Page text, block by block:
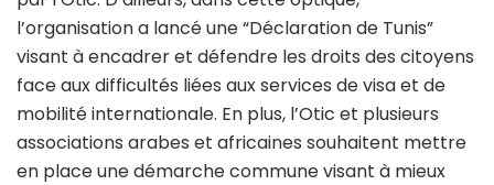
l’organisation a lancé une “Déclaration de Tunis”
visant à encadrer et défendre les droits des citoyens
face aux difficultés liées aux services de visa et de
mobilité internationale. En plus, l’Otic et plusieurs
associations arabes et africaines souhaitent mettre
en place une démarche commune visant à mieux